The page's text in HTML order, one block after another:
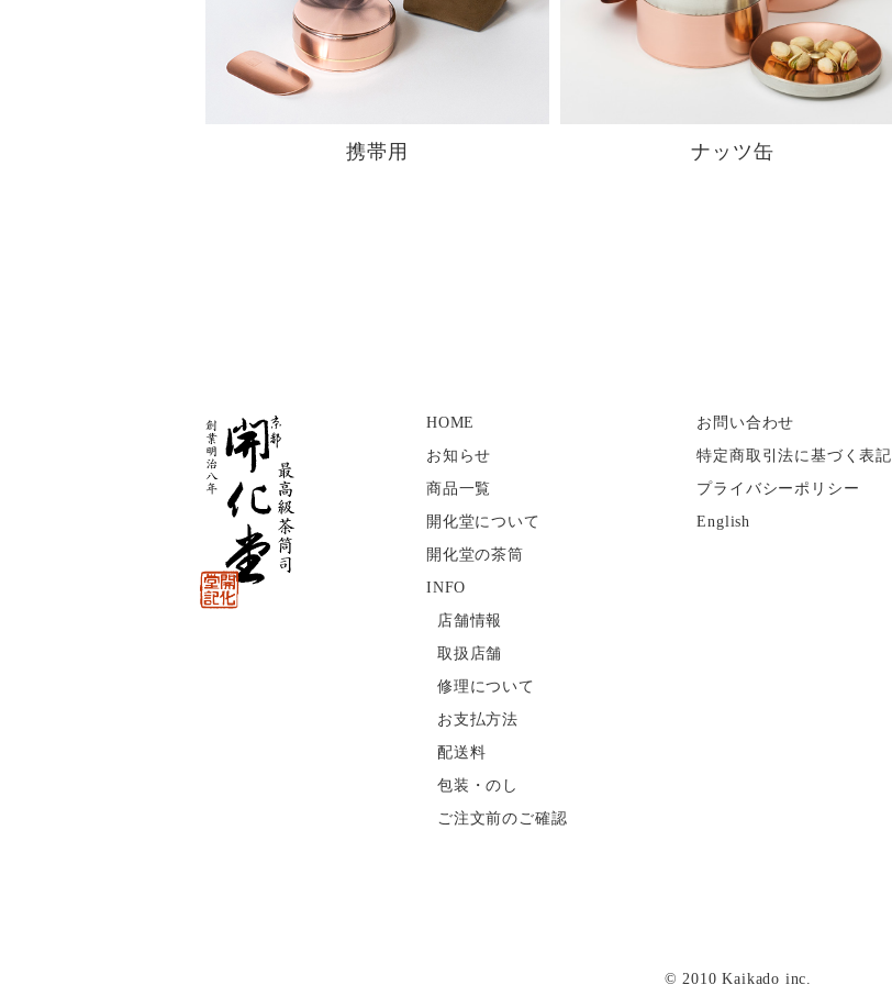
携帯用 ナッツ缶
HOME
お知らせ
商品一覧
開化堂について
開化堂の茶筒
INFO
店舗情報
取扱店舗
修理について
お支払方法
配送料
包装・のし
ご注文前のご確認
お問い合わせ
特定商取引法に基づく表記
プライバシーポリシー
English
© 2010 Kaikado inc.